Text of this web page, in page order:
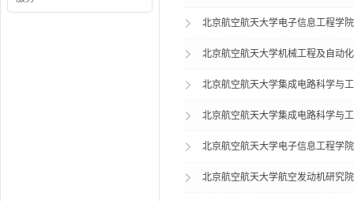
北京航空航天大学电子信息工程学
北京航空航天大学机械工程及自动
北京航空航天大学集成电路科学与
北京航空航天大学集成电路科学与
北京航空航天大学电子信息工程学
北京航空航天大学航空发动机研究